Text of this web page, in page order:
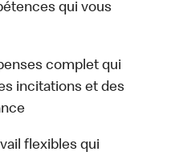
qui vous
complet qui
incitations et des
flexibles qui